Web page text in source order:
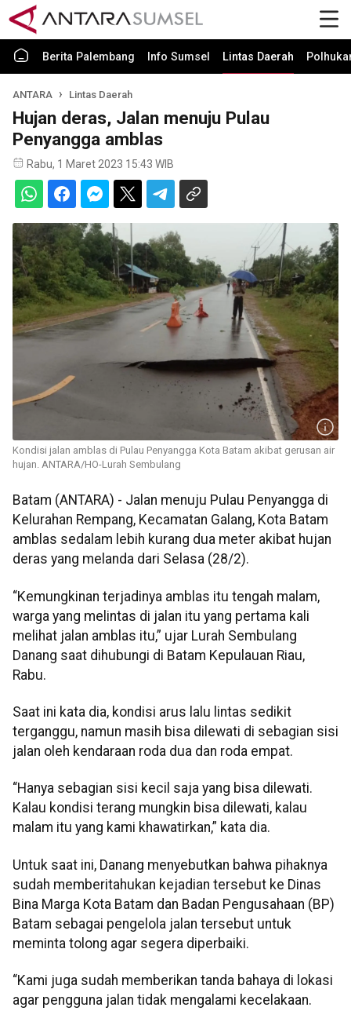
Berita Palembang Info Sumsel Lintas Daerah
ANTARA Lintas Daerah
Hujan deras, Jalan menuju Pulau
Penyangga amblas
Rabu, 1 Maret 2023 15:43 WIB
Kondisi jalan amblas di Pulau Penyangga Kota Batam akibat gerusan air
hujan. ANTARA/HO-Lurah Sembulang
Batam (ANTARA) - Jalan menuju Pulau Penyangga di
Kelurahan Rempang, Kecamatan Galang, Kota Batam
amblas sedalam lebih kurang dua meter akibat hujan
deras yang melanda dari Selasa (28/2).
“Kemungkinan terjadinya amblas itu tengah malam,
warga yang melintas di jalan itu yang pertama kali
melihat jalan amblas itu,” ujar Lurah Sembulang
Danang saat dihubungi di Batam Kepulauan Riau,
Rabu.
Saat ini kata dia, kondisi arus lalu lintas sedikit
terganggu, namun masih bisa dilewati di sebagian sisi
jalan oleh kendaraan roda dua dan roda empat.
“Hanya sebagian sisi kecil saja yang bisa dilewati.
Kalau kondisi terang mungkin bisa dilewati, kalau
malam itu yang kami khawatirkan,” kata dia.
Untuk saat ini, Danang menyebutkan bahwa pihaknya
sudah memberitahukan kejadian tersebut ke Dinas
Bina Marga Kota Batam dan Badan Pengusahaan (BP)
Batam sebagai pengelola jalan tersebut untuk
meminta tolong agar segera diperbaiki.
“Kami juga sudah memberikan tanda bahaya di lokasi
agar pengguna jalan tidak mengalami kecelakaan.